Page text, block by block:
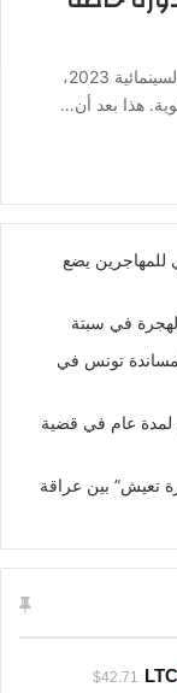
قالت اليوم وزارة الشؤون الثقافية أن أيام قرطاج السينمائية 2023،
هذا بعد أن…
للمهاجرين يضع
في سبتة
لمساندة تونس في
عام في قضية
الدولي في دورته الـ60: “ذاكرة تعيش” بين عراقة
LTC
$42.71